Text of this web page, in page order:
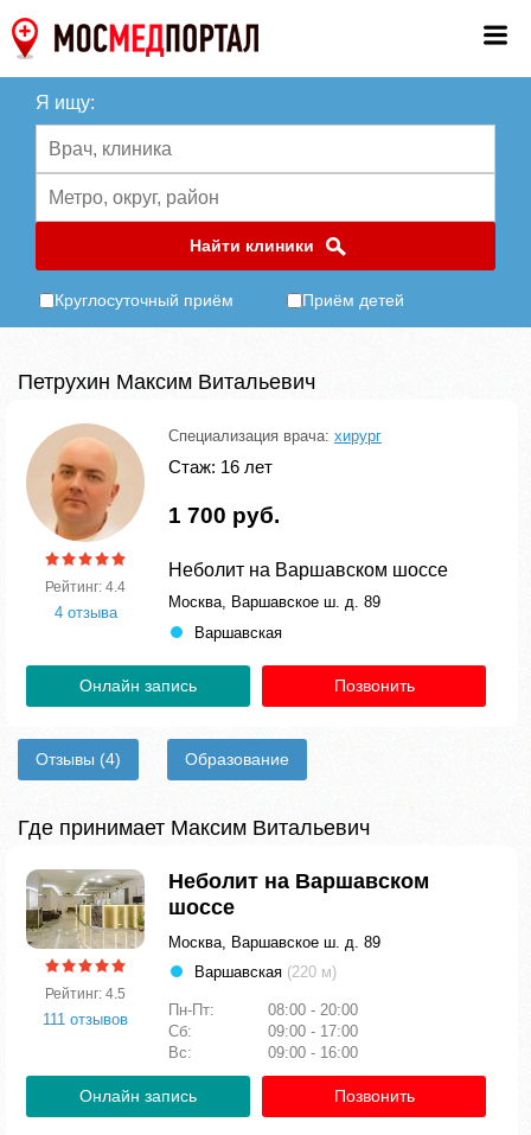
Я ищу:
Найти клиники
Круглосуточный приём Приём детей
Петрухин Максим Витальевич
Рейтинг: 4.4
4 отзыва
Специализация врача: хирург
Стаж: 16 лет
1 700 руб.
Неболит на Варшавском шоссе
Москва, Варшавское ш. д. 89
Варшавская
Онлайн запись Позвонить
Отзывы (4) Образование
Где принимает Максим Витальевич
Рейтинг: 4.5
111 отзывов
Неболит на Варшавском
шоссе
Москва, Варшавское ш. д. 89
Варшавская (220 м)
Пн-Пт:
08:00 - 20:00
Сб:
09:00 - 17:00
Вс:
09:00 - 16:00
Онлайн запись Позвонить